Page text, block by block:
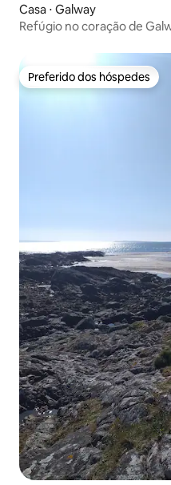
Casa ⋅ Galway
Refúgio no coração de
Preferido dos hóspedes
Preferido dos hóspedes